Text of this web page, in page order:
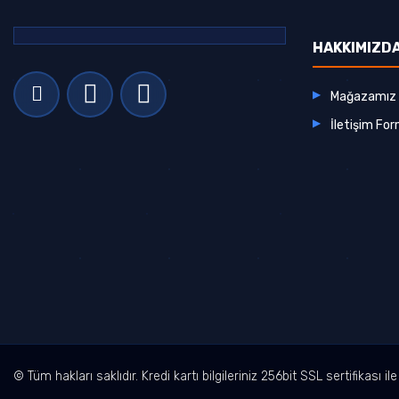
Mağazamız
İletişim
© Tüm hakları saklıdır. Kredi kartı bilgileriniz 256bit SSL sertifikası